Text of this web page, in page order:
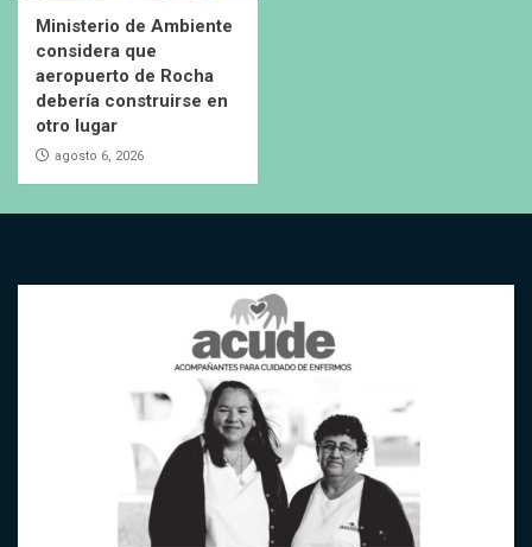
Ministerio de Ambiente
considera que
aeropuerto de Rocha
debería construirse en
otro lugar
agosto 6, 2026